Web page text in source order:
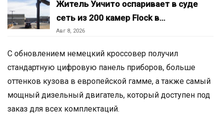
Житель Уичито оспаривает в суде
сеть из 200 камер Flock в…
Авг 8, 2026
С обновлением немецкий кроссовер получил
стандартную цифровую панель приборов, больше
оттенков кузова в европейской гамме, а также самый
мощный дизельный двигатель, который доступен под
заказ для всех комплектаций.